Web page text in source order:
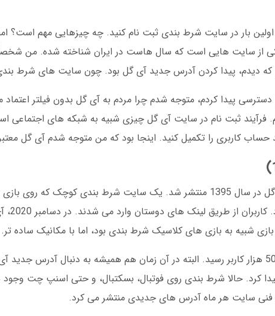
بار در سایت شرط بندی ثبت نام کنید. چه چیزهایی مهم است؟
که دیدم، پیدا کردن آدرس جدید آی گل بود. چون سایت های شرط
پیدا کردم، متوجه شدم چرا مردم به آی گل بدون فیلتر
فرآیند ثبت نام در سایت آی گل چیزی شبیه به شبکه های اجتماعی
حساب کاربری را تکمیل کنید. اینجا بود که من متوجه شدم آی گل
اولین خبرهای مربوط به آی گل در سال 1395 منتشر شد. یک سایت شرط بندی
آی گل
بازی شبیه به بازی های کلاسیک شرط بندی بود، اما با مکانیک ساده تر.
کرد. حالا شرط بندی روی فوتبال، بسکتبال، و حتی اسنپ چت
سایت هر ماه آدرس های جدیدی منتشر می کرد.